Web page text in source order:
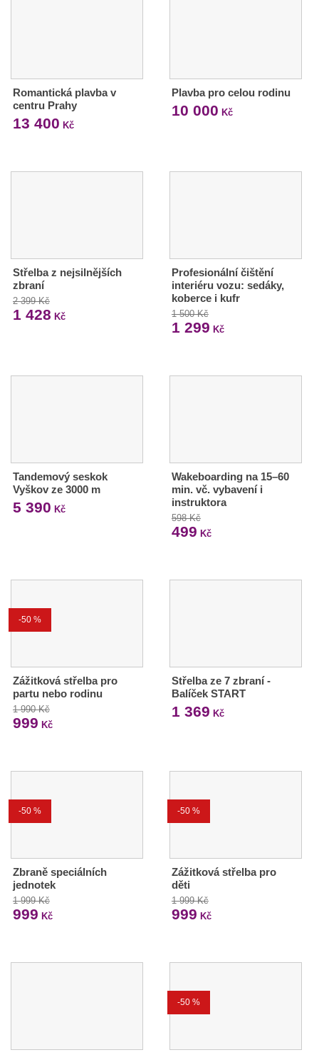
Romantická plavba v
centru Prahy
13 400 Kč
Plavba pro celou rodinu
10 000 Kč
Střelba z nejsilnějších
zbraní
2 399 Kč
1 428 Kč
Profesionální čištění
interiéru vozu: sedáky,
koberce i kufr
1 500 Kč
1 299 Kč
Tandemový seskok
Vyškov ze 3000 m
5 390 Kč
Wakeboarding na 15–60
min. vč. vybavení i
instruktora
598 Kč
499 Kč
-50 %
Zážitková střelba pro
partu nebo rodinu
1 990 Kč
999 Kč
Střelba ze 7 zbraní -
Balíček START
1 369 Kč
-50 %
Zbraně speciálních
jednotek
1 999 Kč
999 Kč
-50 %
Zážitková střelba pro
děti
1 999 Kč
999 Kč
-50 %